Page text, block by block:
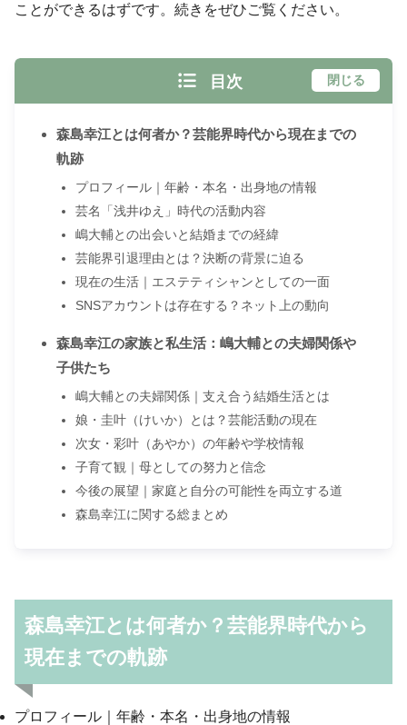
ことができるはずです。続きをぜひご覧ください。
目次 閉じる
森島幸江とは何者か？芸能界時代から現在までの
軌跡
プロフィール｜年齢・本名・出身地の情報
芸名「浅井ゆえ」時代の活動内容
嶋大輔との出会いと結婚までの経緯
芸能界引退理由とは？決断の背景に迫る
現在の生活｜エステティシャンとしての一面
SNSアカウントは存在する？ネット上の動向
森島幸江の家族と私生活：嶋大輔との夫婦関係や
子供たち
嶋大輔との夫婦関係｜支え合う結婚生活とは
娘・圭叶（けいか）とは？芸能活動の現在
次女・彩叶（あやか）の年齢や学校情報
子育て観｜母としての努力と信念
今後の展望｜家庭と自分の可能性を両立する道
森島幸江に関する総まとめ
森島幸江とは何者か？芸能界時代から
現在までの軌跡
プロフィール｜年齢・本名・出身地の情報